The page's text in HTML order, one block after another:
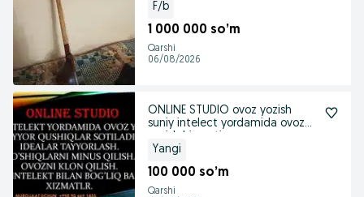
F/b
1 000 000 so’m
Qarshi
06/08/2026
ONLINE STUDIO ovoz yozish
suniy intelect yordamida ovoz
Yangi
100 000 so’m
Qarshi